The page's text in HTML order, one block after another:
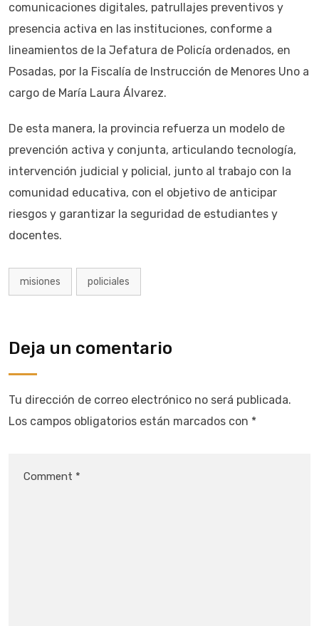
comunicaciones digitales, patrullajes preventivos y
presencia activa en las instituciones, conforme a
lineamientos de la Jefatura de Policía ordenados, en
Posadas, por la Fiscalía de Instrucción de Menores Uno a
cargo de María Laura Álvarez.
De esta manera, la provincia refuerza un modelo de
prevención activa y conjunta, articulando tecnología,
intervención judicial y policial, junto al trabajo con la
comunidad educativa, con el objetivo de anticipar
riesgos y garantizar la seguridad de estudiantes y
docentes.
misiones policiales
Deja un comentario
Tu dirección de correo electrónico no será publicada.
Los campos obligatorios están marcados con *